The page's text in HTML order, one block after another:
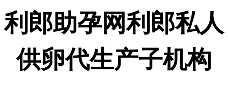
利郎助孕网利郎私人
供卵代生产子机构